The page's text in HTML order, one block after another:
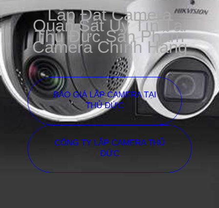
Lắp Đặt Camera
Quan Sát Uy Tín Tại
Thủ Đức Sản Phẩm
Camera Chính Hãng
BÁO GIÁ LẮP CAMERA TẠI
THỦ ĐỨC
CÔNG TY LẮP CAMERA THỦ
ĐỨC